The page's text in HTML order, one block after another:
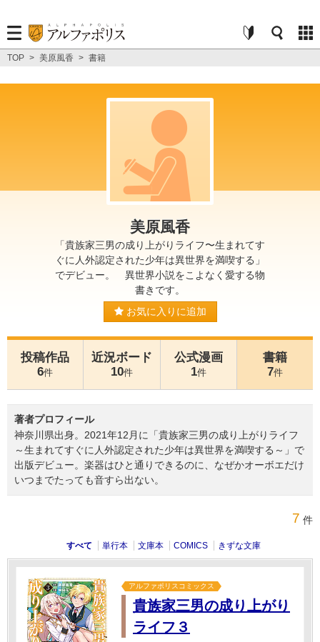
TOP > 美原風香 > 書籍
美原風香
「貴族家三男の成り上がりライフ〜生まれてす
ぐに人外認定された少年は異世界を満喫する」
でデビュー。 異世界小説をこよなく愛する物
書きです。
お気に入りに追加
投稿作品
6件
近況ボード
10件
公式漫画
1件
書籍
7件
著者プロフィール
神奈川県出身。2021年12月に「貴族家三男の成り上がりライフ
～生まれてすぐに人外認定された少年は異世界を満喫する～」で
出版デビュー。楽器はひと通りできるのに、なぜかオーボエだけ
いつまでたっても音すら出ない。
7 件
すべて 単行本 文庫本 COMICS きずな文庫
アルファポリスコミックス
貴族家三男の成り上がり
ライフ３